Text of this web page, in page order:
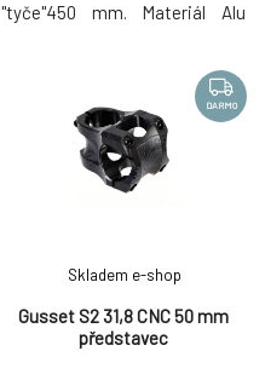
"tyče"450 mm. Materiál Alu
dozadu. Přesný a jemně
nastavitelný systém upínání
sedla - micro-adjust na 2
šrouby. Polomatná černá
anodizace s laserem
DARMO
Gusset S2 31,8 CNC 50 mm
představec
Skladem e-shop